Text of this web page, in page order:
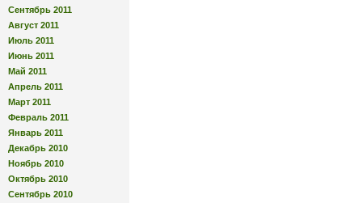
Сентябрь 2011
Август 2011
Июль 2011
Июнь 2011
Май 2011
Апрель 2011
Март 2011
Февраль 2011
Январь 2011
Декабрь 2010
Ноябрь 2010
Октябрь 2010
Сентябрь 2010